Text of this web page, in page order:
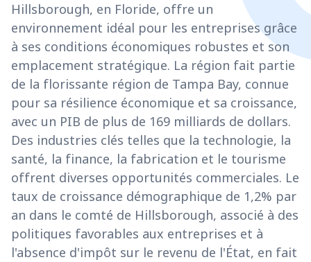
Hillsborough, en Floride, offre un
environnement idéal pour les entreprises grâce
à ses conditions économiques robustes et son
emplacement stratégique. La région fait partie
de la florissante région de Tampa Bay, connue
pour sa résilience économique et sa croissance,
avec un PIB de plus de 169 milliards de dollars.
Des industries clés telles que la technologie, la
santé, la finance, la fabrication et le tourisme
offrent diverses opportunités commerciales. Le
taux de croissance démographique de 1,2% par
an dans le comté de Hillsborough, associé à des
politiques favorables aux entreprises et à
l'absence d'impôt sur le revenu de l'État, en fait